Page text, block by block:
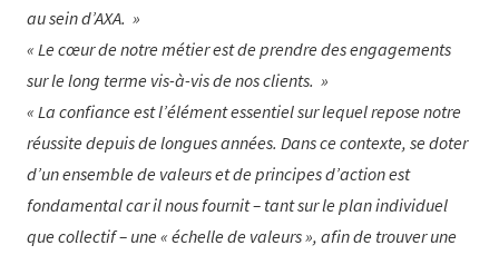
au sein d’AXA.
Le cœur de notre métier est de prendre des engagements
sur le long terme vis-à-vis de nos clients.
La confiance est l’élément essentiel sur lequel repose notre
réussite depuis de longues années. Dans ce contexte, se doter
d’un ensemble de valeurs et de principes d’action est
fondamental car il nous fournit – tant sur le plan individuel
que collectif – une « échelle de valeurs », afin de trouver une